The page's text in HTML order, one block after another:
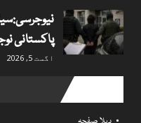
پاکستانی
اگست 5, 2026